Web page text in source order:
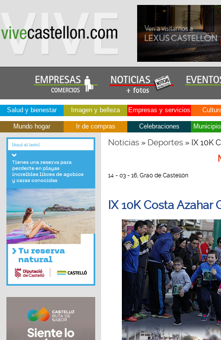
Salud y bienestar Imagen y belleza Empresas y servicios
Mundo hogar Ir de compras Celebraciones
Noticias» Deportes» IX 10K
14 - 03 - 16, Grao de Castellón
IX 10K Costa Azahar